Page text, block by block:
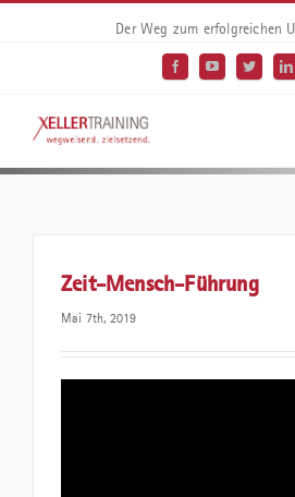
Der Weg zum erfolgreichen
Zeit-Mensch-Führung
Mai 7th, 2019